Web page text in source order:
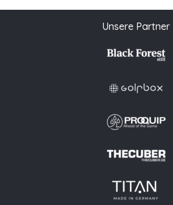
Unsere Partner